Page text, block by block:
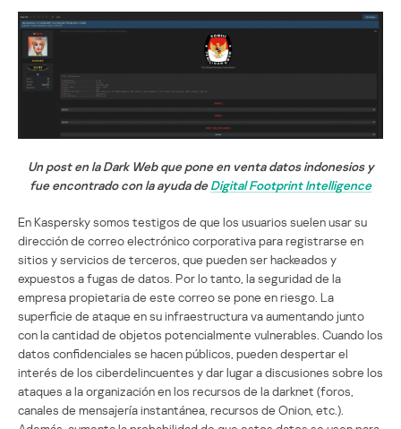
Un post en la Dark Web que pone en venta datos indonesios y
fue encontrado con la ayuda deDigital Footprint Intelligence
En Kaspersky somos testigos de que los usuarios suelen usar su
dirección de correo electrónico corporativa para registrarse en
sitios y servicios de terceros, que pueden ser hackeados y
expuestos a fugas de datos. Por lo tanto, la seguridad de la
empresa propietaria de este correo se pone en riesgo. La
superficie de ataque en su infraestructura va aumentando junto
con la cantidad de objetos potencialmente vulnerables. Cuando los
datos confidenciales se hacen públicos, pueden despertar el
interés de los ciberdelincuentes y dar lugar a discusiones sobre los
ataques a la organización en los recursos de la darknet (foros,
canales de mensajería instantánea, recursos de Onion, etc.).